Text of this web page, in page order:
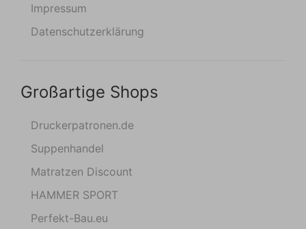
Impressum
Datenschutzerklärung
Großartige Shops
Druckerpatronen.de
Suppenhandel
Matratzen Discount
HAMMER SPORT
Perfekt-Bau.eu